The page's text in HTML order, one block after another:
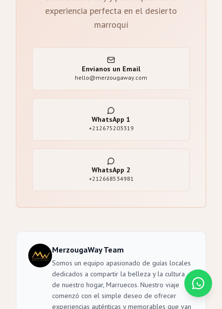
experiencia perfecta en el desierto
marroquí
Envíanos un Email
hello@merzougaway.com
WhatsApp 1
+212675203319
WhatsApp 2
+212668534981
MerzougaWay Team
Somos un equipo apasionado de guías locales
dedicados a compartir la belleza y la cultura
de nuestro hogar, Marruecos. Nuestro viaje
comenzó con el simple deseo de ofrecer
experiencias auténticas y memorables que van